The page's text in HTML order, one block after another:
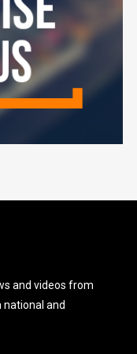
and videos from
and